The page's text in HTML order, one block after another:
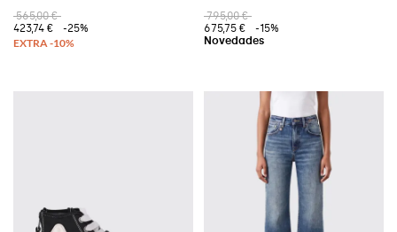
565,00 €
423,74 €
-25%
795,00 €
675,75 €
-15%